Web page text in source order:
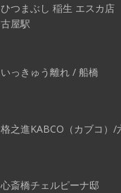
ひつまぶし 稲生 エスカ店
古屋駅
いっきゅう離れ / 船橋
格之進KABCO（カブコ）/
心斎橋チェルピーナ邸